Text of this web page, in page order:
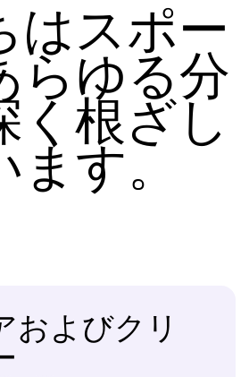
はスポー
らゆる分
く根ざし
ます。
およびクリ